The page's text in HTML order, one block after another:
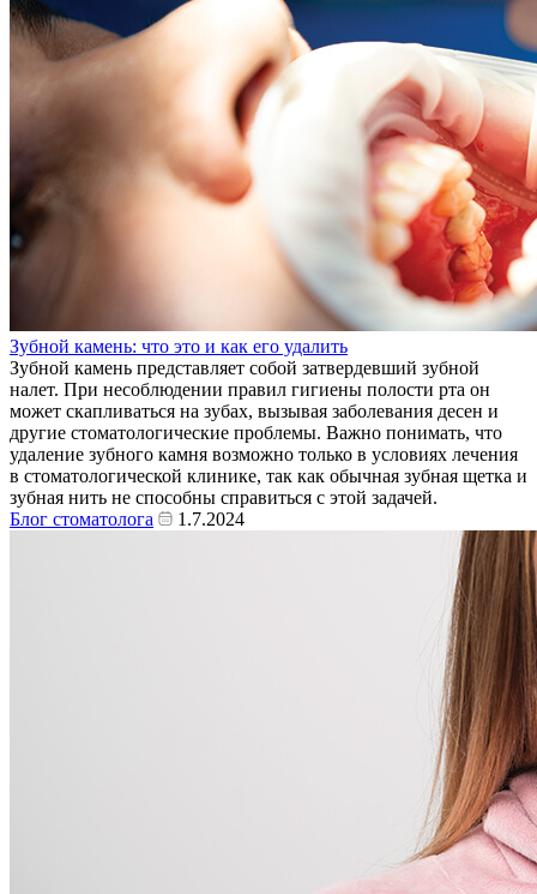
Зубной камень: что это и как его удалить
Зубной камень представляет собой затвердевший зубной
налет. При несоблюдении правил гигиены полости рта он
может скапливаться на зубах, вызывая заболевания десен и
другие стоматологические проблемы. Важно понимать, что
удаление зубного камня возможно только в условиях лечения
в стоматологической клинике, так как обычная зубная щетка и
зубная нить не способны справиться с этой задачей.
Блог стоматолога
1.7.2024